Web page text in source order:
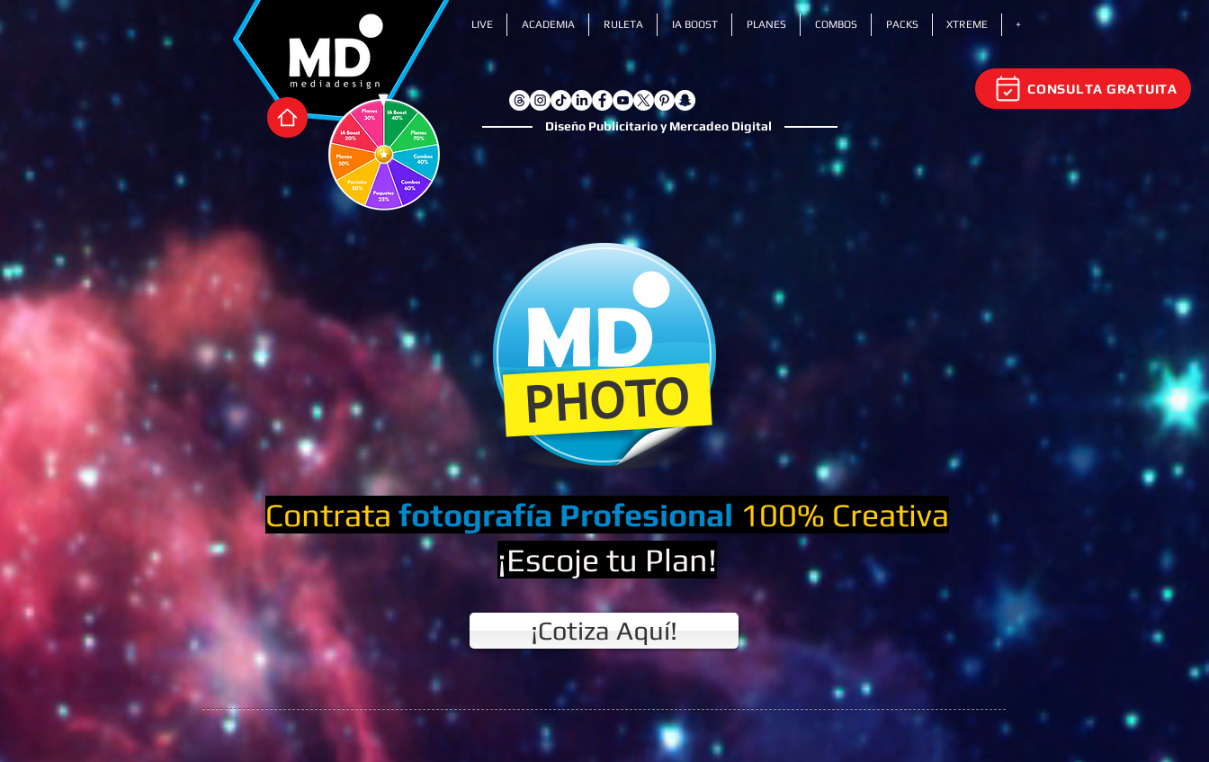
CONSULTA GRATUITA
Diseño Publicitario y Mercadeo Digital
LIVE ACADEMIA RULETA IA BOOST PLANES COMBOS PACKS XTREME +
Contrata fotografía Profesional 100% Creativa
¡Escoje tu Plan!
¡Cotiza Aquí!
VOLANTE_ANVERSO.png GONDOLAS (35).jpg MUEBLES (19).jpg